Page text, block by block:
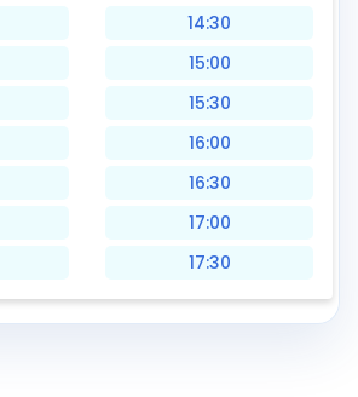
14:30
15:00
15:30
16:00
16:30
17:00
17:30